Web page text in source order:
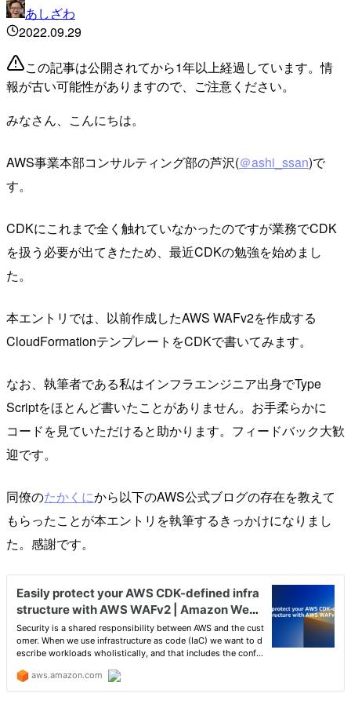
あしざわ
2022.09.29
この記事は公開されてから1年以上経過しています。情
報が古い可能性がありますので、ご注意ください。
みなさん、こんにちは。
AWS事業本部コンサルティング部の芦沢(＠ashi_ssan)で
す。
CDKにこれまで全く触れていなかったのですが業務でCDK
を扱う必要が出てきたため、最近CDKの勉強を始めまし
た。
本エントリでは、以前作成したAWS WAFv2を作成する
CloudFormationテンプレートをCDKで書いてみます。
なお、執筆者である私はインフラエンジニア出身でType
Scriptをほとんど書いたことがありません。お手柔らかに
コードを見ていただけると助かります。フィードバック大歓
迎です。
同僚のたかくにから以下のAWS公式ブログの存在を教えて
もらったことが本エントリを執筆するきっかけになりまし
た。感謝です。